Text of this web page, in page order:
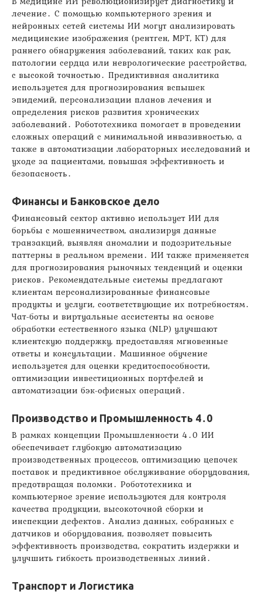
лечение․ С помощью компьютерного зрения и
нейронных сетей системы ИИ могут анализировать
медицинские изображения (рентген, МРТ, КТ) для
раннего обнаружения заболеваний, таких как рак,
патологии сердца или неврологические расстройства,
с высокой точностью․ Предиктивная аналитика
используется для прогнозирования вспышек
эпидемий, персонализации планов лечения и
определения рисков развития хронических
заболеваний․ Робототехника помогает в проведении
сложных операций с минимальной инвазивностью, а
также в автоматизации лабораторных исследований и
уходе за пациентами, повышая эффективность и
безопасность․
Финансы и Банковское дело
Финансовый сектор активно использует ИИ для
борьбы с мошенничеством, анализируя данные
транзакций, выявляя аномалии и подозрительные
паттерны в реальном времени․ ИИ также применяется
для прогнозирования рыночных тенденций и оценки
рисков․ Рекомендательные системы предлагают
клиентам персонализированные финансовые
продукты и услуги, соответствующие их потребностям․
Чат-боты и виртуальные ассистенты на основе
обработки естественного языка (NLP) улучшают
клиентскую поддержку, предоставляя мгновенные
ответы и консультации․ Машинное обучение
используется для оценки кредитоспособности,
оптимизации инвестиционных портфелей и
автоматизации бэк-офисных операций․
Производство и Промышленность 4․0
В рамках концепции Промышленности 4․0 ИИ
обеспечивает глубокую автоматизацию
производственных процессов, оптимизацию цепочек
поставок и предиктивное обслуживание оборудования,
предотвращая поломки․ Робототехника и
компьютерное зрение используются для контроля
качества продукции, высокоточной сборки и
инспекции дефектов․ Анализ данных, собранных с
датчиков и оборудования, позволяет повысить
эффективность производства, сократить издержки и
улучшить гибкость производственных линий․
Транспорт и Логистика